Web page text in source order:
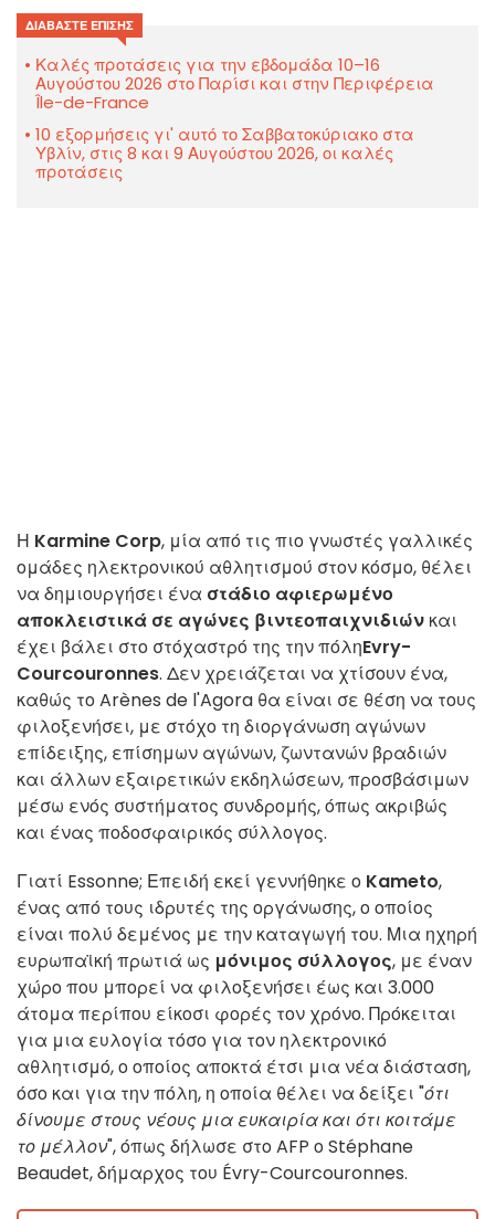
ΔΙΑΒΆΣΤΕ ΕΠΊΣΗΣ
Καλές προτάσεις για την εβδομάδα 10–16
Αυγούστου 2026 στο Παρίσι και στην Περιφέρεια
Île-de-France
10 εξορμήσεις γι' αυτό το Σαββατοκύριακο στα
Υβλίν, στις 8 και 9 Αυγούστου 2026, οι καλές
προτάσεις
Η Karmine Corp, μία από τις πιο γνωστές γαλλικές
ομάδες ηλεκτρονικού αθλητισμού στον κόσμο, θέλει
να δημιουργήσει ένα στάδιο αφιερωμένο
αποκλειστικά σε αγώνες βιντεοπαιχνιδιών και
έχει βάλει στο στόχαστρό της την πόληEvry-
Courcouronnes. Δεν χρειάζεται να χτίσουν ένα,
καθώς το Arènes de l'Agora θα είναι σε θέση να τους
φιλοξενήσει, με στόχο τη διοργάνωση αγώνων
επίδειξης, επίσημων αγώνων, ζωντανών βραδιών
και άλλων εξαιρετικών εκδηλώσεων, προσβάσιμων
μέσω ενός συστήματος συνδρομής, όπως ακριβώς
και ένας ποδοσφαιρικός σύλλογος.
Γιατί Essonne; Επειδή εκεί γεννήθηκε ο Kameto,
ένας από τους ιδρυτές της οργάνωσης, ο οποίος
είναι πολύ δεμένος με την καταγωγή του. Μια ηχηρή
ευρωπαϊκή πρωτιά ως μόνιμος σύλλογος, με έναν
χώρο που μπορεί να φιλοξενήσει έως και 3.000
άτομα περίπου είκοσι φορές τον χρόνο. Πρόκειται
για μια ευλογία τόσο για τον ηλεκτρονικό
αθλητισμό, ο οποίος αποκτά έτσι μια νέα διάσταση,
όσο και για την πόλη, η οποία θέλει να δείξει "ότι
δίνουμε στους νέους μια ευκαιρία και ότι κοιτάμε
το μέλλον", όπως δήλωσε στο AFP ο Stéphane
Beaudet, δήμαρχος του Évry-Courcouronnes.